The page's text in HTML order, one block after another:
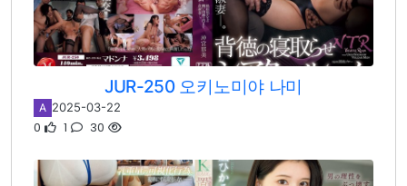
JUR-250 오키노미야 나미
A 2025-03-22
0 1 30